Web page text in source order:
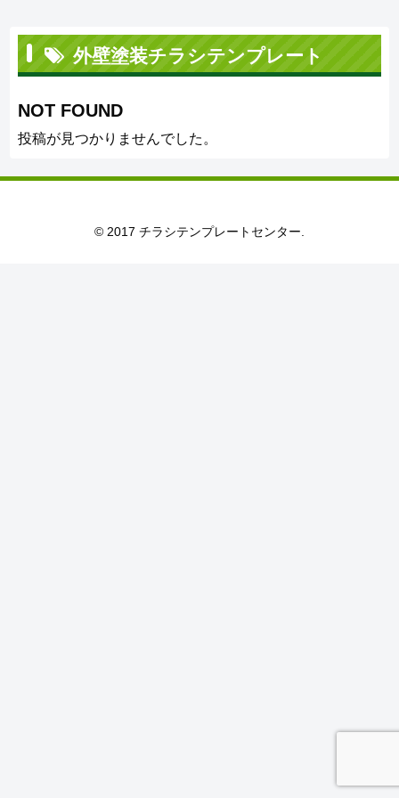
外壁塗装チラシテンプレート
NOT FOUND
投稿が見つかりませんでした。
© 2017 チラシテンプレートセンター.